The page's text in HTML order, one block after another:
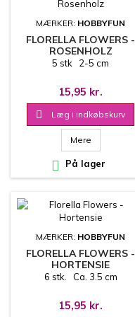
MÆRKER: HOBBYFUN
FLORELLA FLOWERS -
ROSENHOLZ
5 stk 2-5 cm
15,95 kr.
 Læg i indkøbskurv
Mere
 På lager
MÆRKER: HOBBYFUN
FLORELLA FLOWERS -
HORTENSIE
6 stk. Ca. 3.5 cm
15,95 kr.